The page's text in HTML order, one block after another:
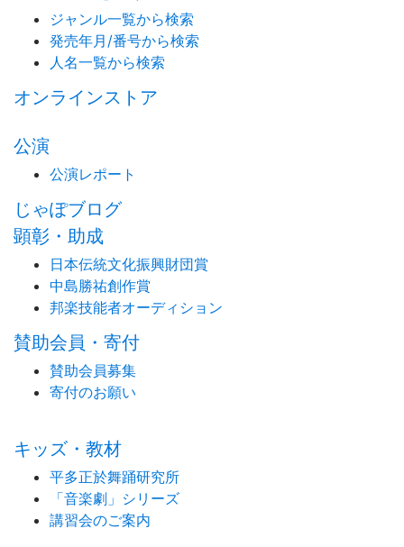
ジャンル一覧から検索
発売年月/番号から検索
人名一覧から検索
オンラインストア
公演
公演レポート
じゃぽブログ
顕彰・助成
日本伝統文化振興財団賞
中島勝祐創作賞
邦楽技能者オーディション
賛助会員・寄付
賛助会員募集
寄付のお願い
キッズ・教材
平多正於舞踊研究所
「音楽劇」シリーズ
講習会のご案内